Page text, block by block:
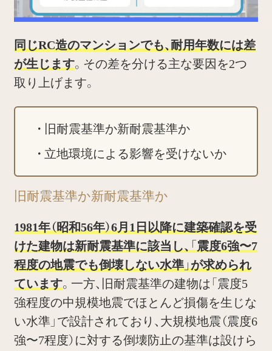
同じRC造のマンションでも、耐用年数には差
が生じます。その差を分ける主な要因を2つ
取り上げます。
旧耐震基準か新耐震基準か
立地環境による影響を受けないか
旧耐震基準か新耐震基準か
1981年（昭和56年）6月1日以降に建築確認を受
けた建物は新耐震基準に該当し、「震度6強〜7
程度の地震でも倒壊しない水準」が求められ
ています。一方、旧耐震基準の建物は「震度5
強程度の中規模地震でほとんど損傷を生じな
い水準」で設計されており、大規模地震（震度6
強〜7程度）に対する倒壊防止の基準は設けら